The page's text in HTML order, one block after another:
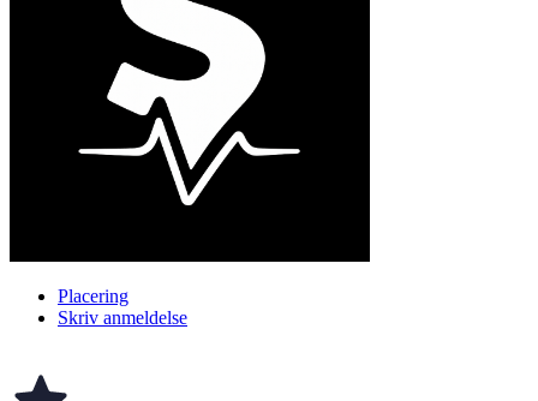
Placering
Skriv anmeldelse